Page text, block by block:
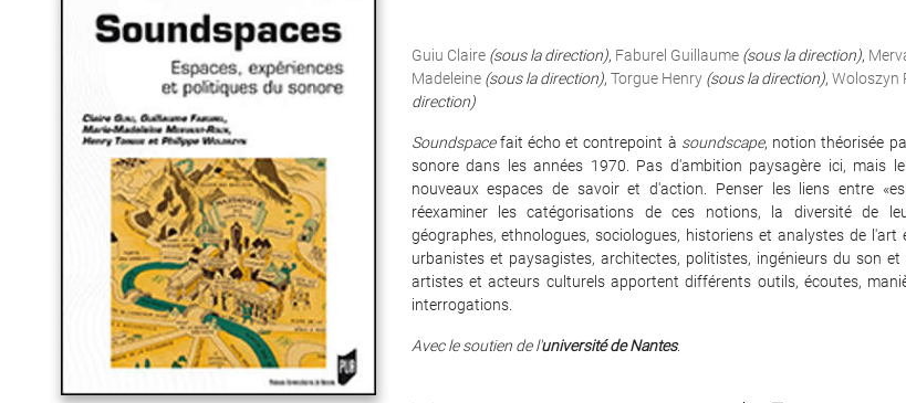
Guiu Claire (sous la direction), Faburel Guillaume (sous la direction),
Madeleine (sous la direction), Torgue Henry (sous la direction), Woloszyn
direction)
Soundspacefait écho et contrepoint à soundscape, notion théorisée
sonore dans les années 1970. Pas d'ambition paysagère ici, mais
nouveaux espaces de savoir et d'action. Penser les liens entre
réexaminer les catégorisations de ces notions, la diversité de
géographes, ethnologues, sociologues, historiens et analystes de
urbanistes et paysagistes, architectes, politistes, ingénieurs du son
artistes et acteurs culturels apportent différents outils, écoutes,
interrogations.
Avec le soutien de l'université de Nantes.